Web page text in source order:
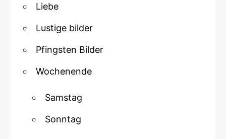
Liebe
Lustige bilder
Pfingsten Bilder
Wochenende
Samstag
Sonntag